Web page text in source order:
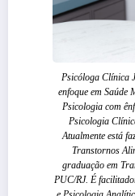
Psicóloga Clínica
enfoque em Saúde
Psicologia com
Psicologia
Atualmente está
Transtornos
graduação em
PUC/RJ. É